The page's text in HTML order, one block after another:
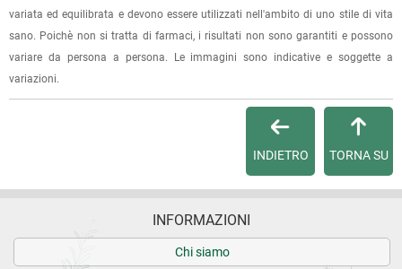
variata ed equilibrata e devono essere utilizzati nell'ambito di uno stile di vita
sano. Poichè non si tratta di farmaci, i risultati non sono garantiti e possono
variare da persona a persona. Le immagini sono indicative e soggette a
variazioni.
TORNA SU
INDIETRO
INFORMAZIONI
Chi siamo